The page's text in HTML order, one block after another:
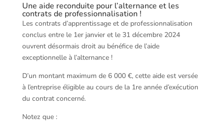
Une aide reconduite pour l’alternance et les
contrats de professionnalisation !
Les contrats d’apprentissage et de professionnalisation
conclus entre le 1er janvier et le 31 décembre 2024
ouvrent désormais droit au bénéfice de l’aide
exceptionnelle à l’alternance !
D’un montant maximum de 6 000 €, cette aide est versée
à l’entreprise éligible au cours de la 1re année d’exécution
du contrat concerné.
Notez que :